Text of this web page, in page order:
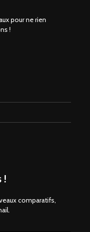
pour ne rien
!
!
comparatifs,